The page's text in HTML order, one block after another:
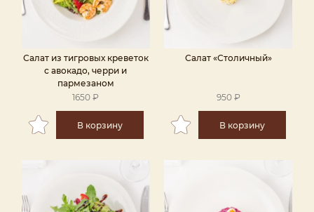
Салат из тигровых креветок
с авокадо, черри и
пармезаном
1650 ₽
В корзину
Салат «Столичный»
950 ₽
В корзину